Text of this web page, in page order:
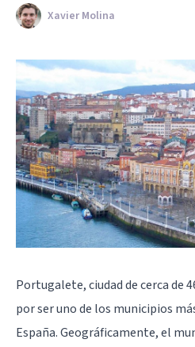
Xavier Molina
Portugalete, ciudad de cerca de
por ser uno de los municipios
España. Geográficamente, el